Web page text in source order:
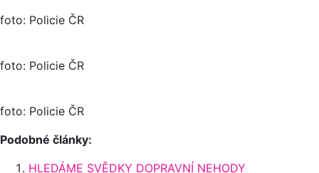
foto: Policie ČR
foto: Policie ČR
foto: Policie ČR
Podobné články:
HLEDÁME SVĚDKY DOPRAVNÍ NEHODY